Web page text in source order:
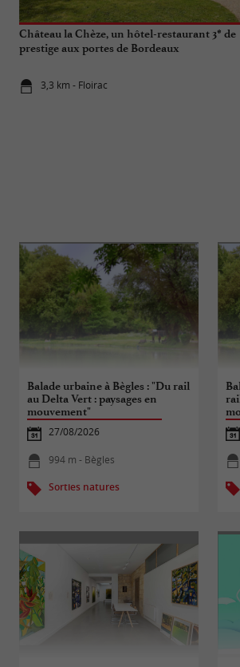
Château la Chèze, un hôtel-restaurant 3* de
prestige aux portes de Bordeaux
3,3 km - Floirac
Balade urbaine à Bègles : "Du rail
au Delta Vert : paysages en
mouvement"
27/08/2026
994 m - Bègles
Sorties natures